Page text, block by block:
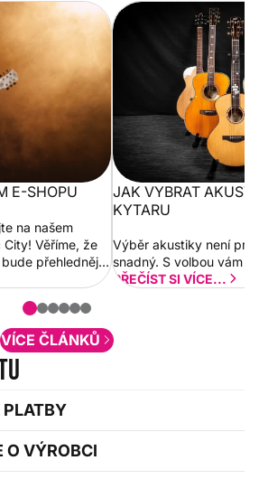
Music
E-SHOPU
na našem
Věříme, že
přehlednější
přidávat
Jak vybrat
JAK VYBRAT
KYTARU
Výběr akustiky není pro
snadný. S volbou vám
PŘEČÍST SI VÍCE...
VÍCE ČLÁNKŮ
PLATBY
O VÝROBCI